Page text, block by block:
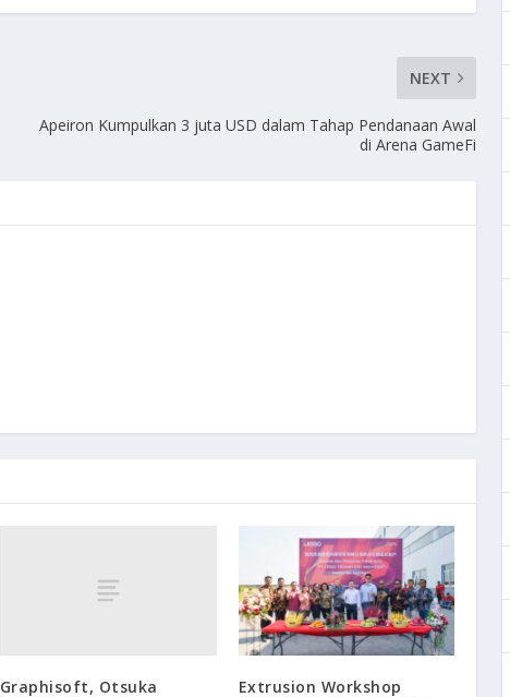
NEXT
Apeiron Kumpulkan 3 juta USD dalam Tahap Pendanaan Awal
di Arena GameFi
Graphisoft, Otsuka
Extrusion Workshop